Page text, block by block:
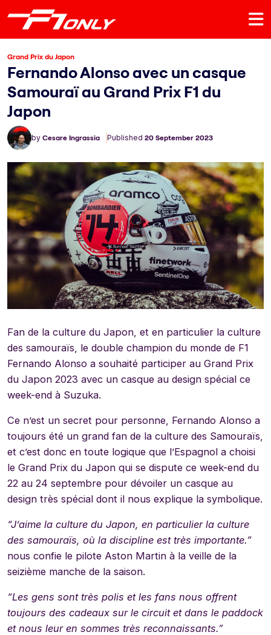
Grand Prix du Japon
Fernando Alonso avec un casque
Samouraï au Grand Prix F1 du
Japon
by Cesare Ingrassia Published 20 September 2023
Fan de la culture du Japon, et en particulier la culture
des samouraïs, le double champion du monde de F1
Fernando Alonso a souhaité participer au Grand Prix
du Japon 2023 avec un casque au design spécial ce
week-end à Suzuka.
Ce n’est un secret pour personne, Fernando Alonso a
toujours été un grand fan de la culture des Samouraïs,
et c’est donc en toute logique que l’Espagnol a choisi
le Grand Prix du Japon qui se dispute ce week-end du
22 au 24 septembre pour dévoiler un casque au
design très spécial dont il nous explique la symbolique.
“J’aime la culture du Japon, en particulier la culture
des samouraïs, où la discipline est très importante.”
nous confie le pilote Aston Martin à la veille de la
seizième manche de la saison.
“Les gens sont très polis et les fans nous offrent
toujours des cadeaux sur le circuit et dans le paddock
et nous leur en sommes très reconnaissants.”